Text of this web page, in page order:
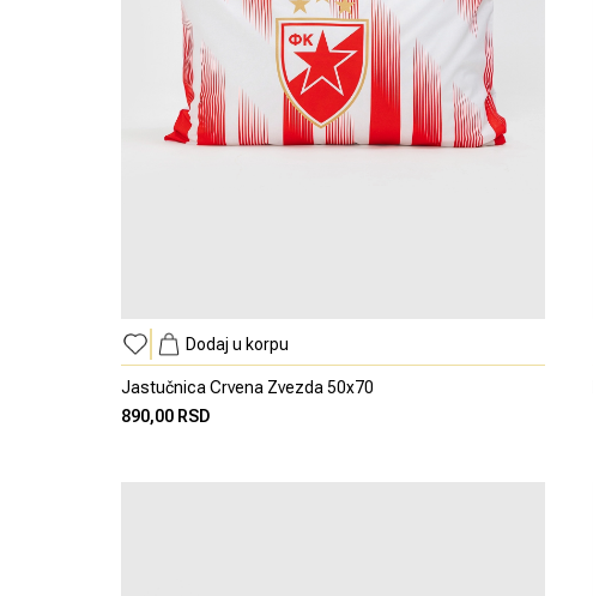
Dodaj u korpu
Jastučnica Crvena Zvezda 50x70
890,00 RSD